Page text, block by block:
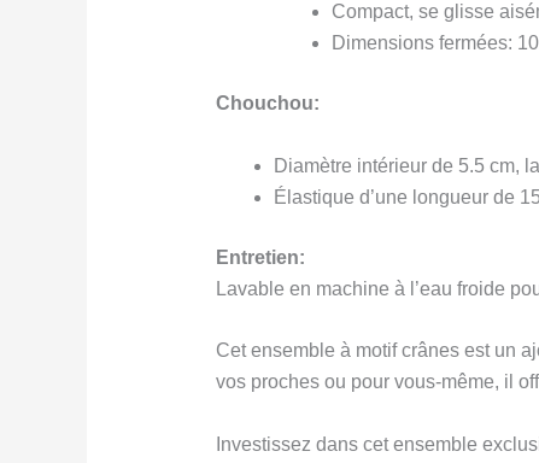
Compact, se glisse
Dimensions fermées:
Chouchou:
Diamètre intérieur de 5.5 cm,
Élastique d’une longueur de
Entretien:
Lavable en machine à l’eau froide
Cet ensemble à motif crânes est un
vos proches ou pour vous-même, il
Investissez dans cet ensemble